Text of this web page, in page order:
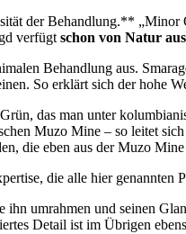
der Behandlung.**
verfügt schon von Natur aus
Behandlung aus.
So erklärt sich der hohe
das man unter
Muzo Mine – so leitet
die eben aus der Muzo
die alle hier
umrahmen und seinen
Detail ist im Übrigen